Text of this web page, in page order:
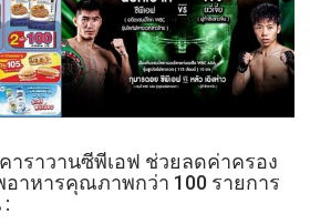
าราวานซีพีเอฟ ช่วยลดค่าครอง
าหารคุณภาพกว่า 100 รายการ